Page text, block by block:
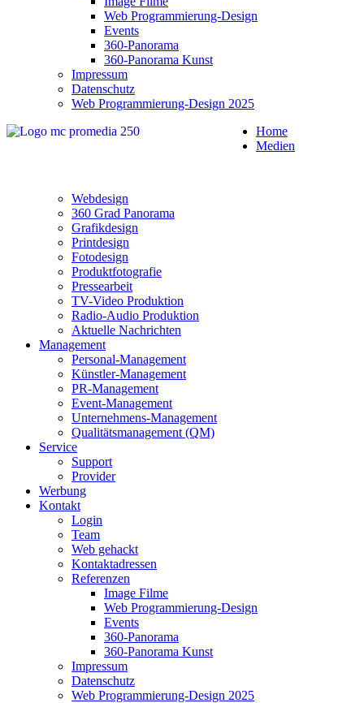
Web Programmierung-Design
Events
360-Panorama
360-Panorama Kunst
Impressum
Datenschutz
Web Programmierung-Design 2025
Home
Medien
Webdesign
360 Grad Panorama
Grafikdesign
Printdesign
Fotodesign
Produktfotografie
Pressearbeit
TV-Video Produktion
Radio-Audio Produktion
Aktuelle Nachrichten
Management
Personal-Management
Künstler-Management
PR-Management
Event-Management
Unternehmens-Management
Qualitätsmanagement (QM)
Service
Support
Provider
Werbung
Kontakt
Login
Team
Web gehackt
Kontaktadressen
Referenzen
Image Filme
Web Programmierung-Design
Events
360-Panorama
360-Panorama Kunst
Impressum
Datenschutz
Web Programmierung-Design 2025